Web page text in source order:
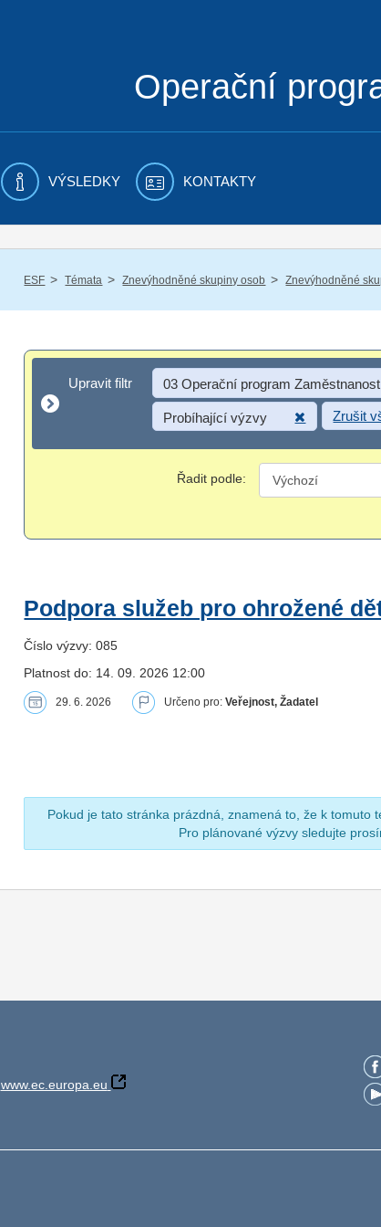
Operační
VÝSLEDKY KONTAKTY
ESF / Témata / Znevýhodněné skupiny osob / Znevýhodněné
Upravit filtr
Upravit filtr 03 Operační program
Probíhající výzvy Zrušit
Řadit podle:
Podpora služeb pro ohrožené
Číslo výzvy: 085
Platnost do: 14. 09. 2026 12:00
29. 6. 2026 Určeno pro:Veřejnost, Žadatel
Pokud je tato stránka prázdná, znamená to, že k tomuto
Pro plánované výzvy sledujte
www.ec.europa.eu